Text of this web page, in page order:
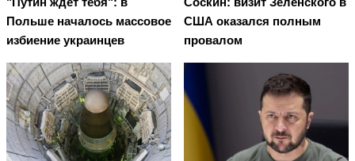
Польше началось массовое
избиение украинцев
США оказался полным
провалом